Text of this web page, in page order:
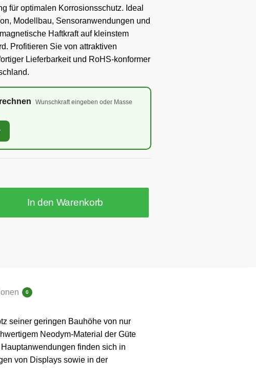
für optimalen Korrosionsschutz. Ideal
Modellbau, Sensoranwendungen und
Haftkraft auf kleinstem
Profitieren Sie von attraktiven
Lieferbarkeit und RoHS-konformer
Wunschkraft eingeben oder Masse
In den Warenkorb
0
seiner geringen Bauhöhe von nur
Neodym-Material der Güte
finden sich in
von Displays sowie in der